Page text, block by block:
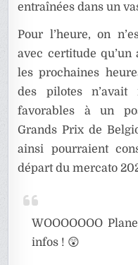
entraînées dans un
Pour l’heure, on
avec certitude
les prochaines
des pilotes
favorables à un
Grands Prix de
ainsi pourraient
départ du mercato
WOOOOOOO
infos ! 😲